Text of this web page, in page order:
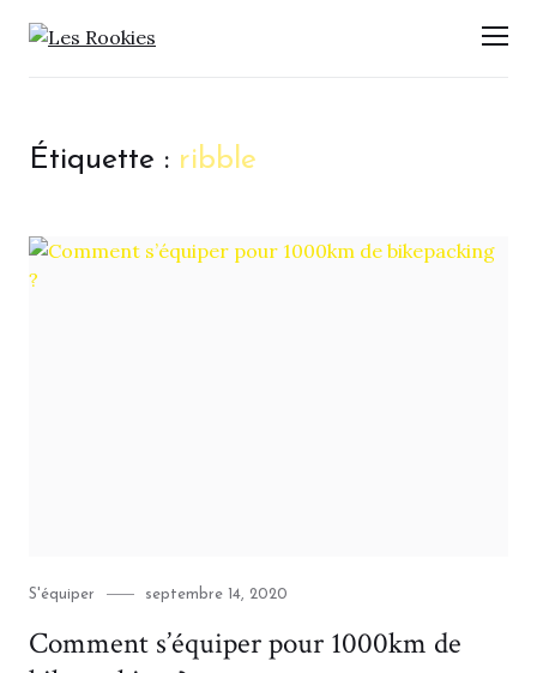
LES ROOKIES
Étiquette : ribble
Category
S'équiper
Posted
septembre 14, 2020
Comment s’équiper pour 1000km de